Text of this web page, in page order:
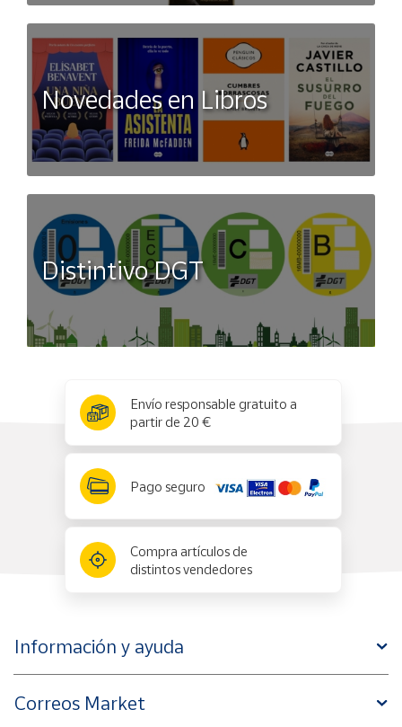
Novedades en Libros
Distintivo DGT
Envío responsable gratuito a
partir de 20 €
Pago seguro
Compra artículos de
distintos vendedores
Información y ayuda
Correos Market